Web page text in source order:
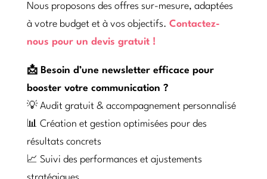
Nous proposons des offres sur-mesure, adaptées
à votre budget et à vos objectifs. Contactez-
nous pour un devis gratuit !
📩 Besoin d’une newsletter efficace pour
booster votre communication ?
💡 Audit gratuit & accompagnement personnalisé
📊 Création et gestion optimisées pour des
résultats concrets
📈 Suivi des performances et ajustements